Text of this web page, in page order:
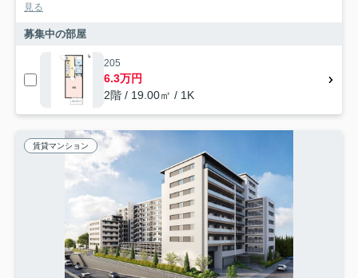
見る
募集中の部屋
205
6.3万円
2階 / 19.00㎡ / 1K
賃貸マンション